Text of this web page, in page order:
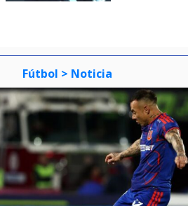
Fútbol > Noticia